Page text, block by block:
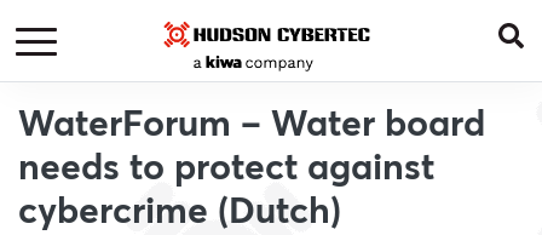
WaterForum – Water board
needs to protect against
cybercrime (Dutch)